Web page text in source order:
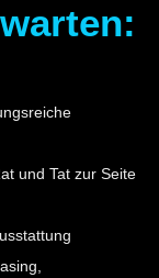
und Tat zur Seite